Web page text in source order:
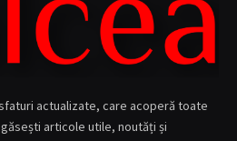
actualizate, care acoperă toate
articole utile, noutăți și